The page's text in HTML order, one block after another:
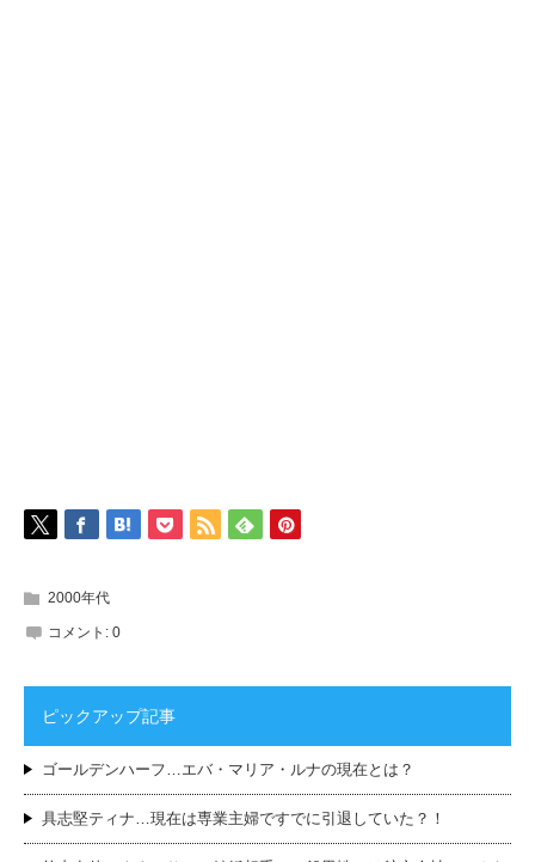
2000年代
コメント: 0
ピックアップ記事
ゴールデンハーフ…エバ・マリア・ルナの現在とは？
具志堅ティナ…現在は専業主婦ですでに引退していた？！